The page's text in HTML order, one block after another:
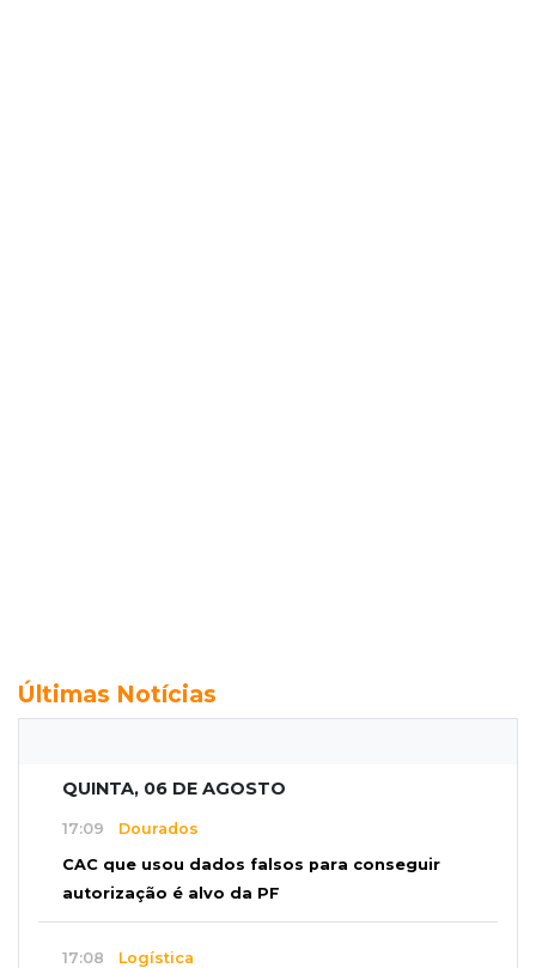
Últimas Notícias
QUINTA, 06 DE AGOSTO
17:09 Dourados
CAC que usou dados falsos para conseguir
autorização é alvo da PF
17:08 Logística